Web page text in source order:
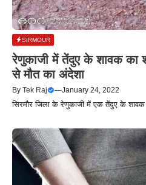
SIRMOUR
रेणुकाजी में तेंदुए के शावक का
से मौत का अंदेशा
By Tek Raj —January 24, 2022
सिरमौर जिला के रेणुकाजी में एक तेंदुए के